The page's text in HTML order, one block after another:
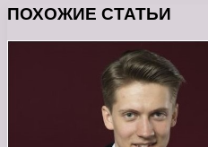
ПОХОЖИЕ СТАТЬИ